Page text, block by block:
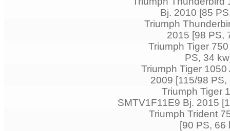
Bj. 2010 [85
Triumph
2015 [98 PS,
Triumph Tiger
PS, 34
Triumph Tiger
2009 [115/98
Triumph Tiger
SMTV1F11E9 Bj. 2015
Triumph Trident
[90 PS, 66